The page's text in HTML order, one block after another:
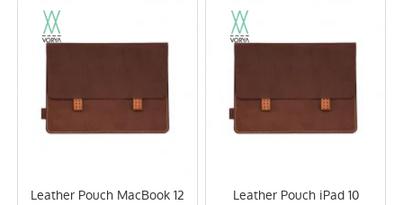
Leather Pouch iPad 10
Leather Pouch MacBook 12